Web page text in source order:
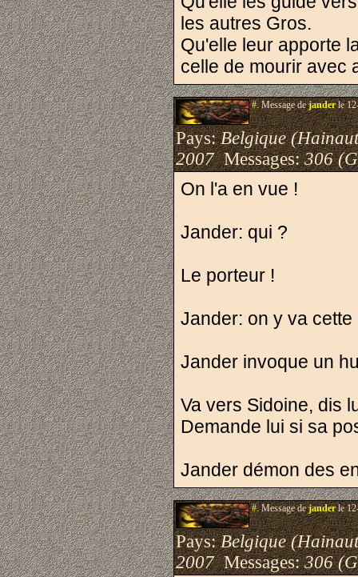
les autres Gros.
Qu'elle leur apporte
celle de mourir avec
#.Message dejanderle
Pays:Belgique
2007Messages:306
On l'a en vue !
Jander: qui ?
Le porteur !
Jander: on y va cette
Jander invoque un
Va vers Sidoine, dis
Demande lui si sa
Jander démon des
#.Message dejanderle
Pays:Belgique
2007Messages:306